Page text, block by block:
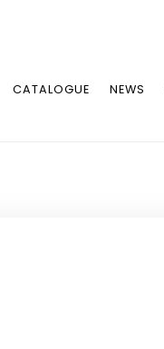
CATALOGUE NEWS